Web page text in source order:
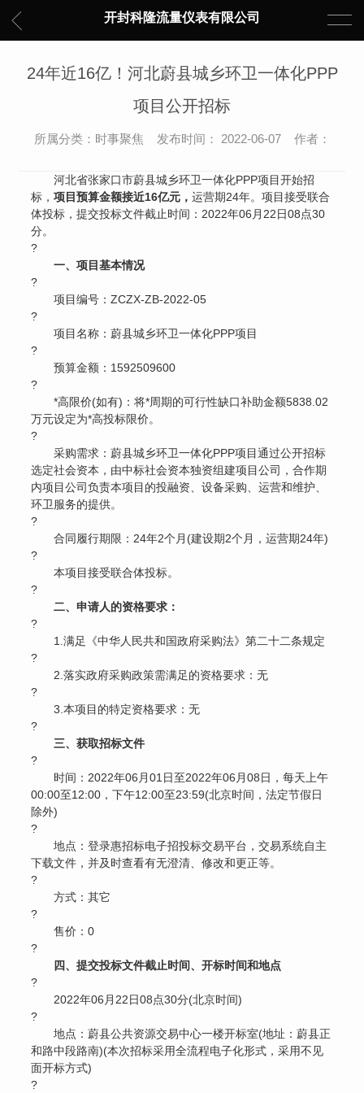
开封科隆流量仪表有限公司
24年近16亿！河北蔚县城乡环卫一体化PPP
项目公开招标
所属分类：时事聚焦 发布时间： 2022-06-07 作者：
河北省张家口市蔚县城乡环卫一体化PPP项目开始招
标，项目预算金额接近16亿元，运营期24年。项目接受联合
体投标，提交投标文件截止时间：2022年06月22日08点30
分。
?
一、项目基本情况
?
项目编号：ZCZX-ZB-2022-05
?
项目名称：蔚县城乡环卫一体化PPP项目
?
预算金额：1592509600
?
*高限价(如有)：将*周期的可行性缺口补助金额5838.02
万元设定为*高投标限价。
?
采购需求：蔚县城乡环卫一体化PPP项目通过公开招标
选定社会资本，由中标社会资本独资组建项目公司，合作期
内项目公司负责本项目的投融资、设备采购、运营和维护、
环卫服务的提供。
?
合同履行期限：24年2个月(建设期2个月，运营期24年)
?
本项目接受联合体投标。
?
二、申请人的资格要求：
?
1.满足《中华人民共和国政府采购法》第二十二条规定
?
2.落实政府采购政策需满足的资格要求：无
?
3.本项目的特定资格要求：无
?
三、获取招标文件
?
时间：2022年06月01日至2022年06月08日，每天上午
00:00至12:00，下午12:00至23:59(北京时间，法定节假日
除外)
?
地点：登录惠招标电子招投标交易平台，交易系统自主
下载文件，并及时查看有无澄清、修改和更正等。
?
方式：其它
?
售价：0
?
四、提交投标文件截止时间、开标时间和地点
?
2022年06月22日08点30分(北京时间)
?
地点：蔚县公共资源交易中心一楼开标室(地址：蔚县正
和路中段路南)(本次招标采用全流程电子化形式，采用不见
面开标方式)
?